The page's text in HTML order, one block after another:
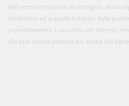
dell'amministrazione di sostegno, avuto
medesimo ed a quello tutelato dalle
provvedimento è assunto con decreto
che può essere presentato anche dal